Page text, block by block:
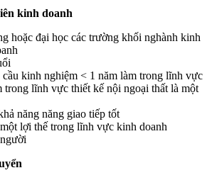
kinh doanh
hoặc đại học các trường khối nghành kinh
kinh nghiệm < 1 năm làm trong lĩnh vực
trong lĩnh vực thiết kế nội ngoại thất là một
năng năng giao tiếp tốt
lợi thế trong lĩnh vực kinh doanh